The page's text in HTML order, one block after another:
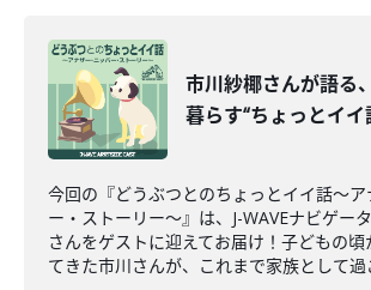
市川紗椰さんが語る
暮らす“ちょっとイ
今回の『どうぶつとのちょっとイイ話〜
ー・ストーリー〜』は、J-WAVEナビゲー
さんをゲストに迎えてお届け！子どもの
てきた市川さんが、これまで家族として過